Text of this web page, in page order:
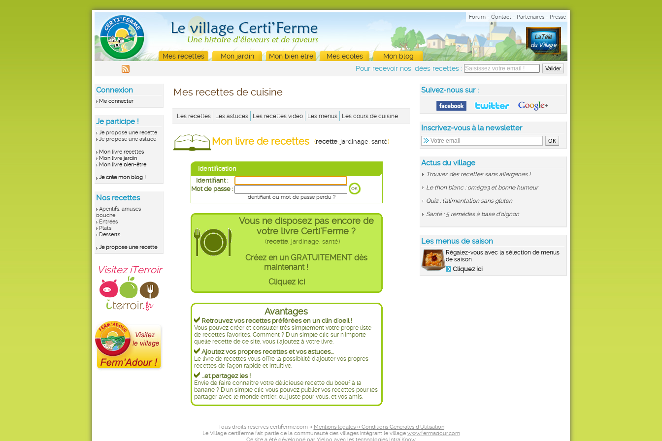
Forum - Contact - Partenaires - Presse
Mes recettes Mon jardin Mon bien être Mes écoles
Mon blog
Pour recevoir nos idées recettes :
Connexion
Me connecter
Je participe !
Je propose une recette
Je propose une astuce
Mon livre recettes
Mon livre jardin
Mon livre bien-être
Je crée mon blog !
Nos recettes
Apéritifs, amuses
bouche
Entrées
Plats
Desserts
Je propose une recette
Visitez iTerroir
Suivez-nous sur :
Inscrivez-vous à la newsletter
Actus du village
Trouvez des recettes sans allergènes !
Le thon blanc : oméga3 et bonne humeur
Quiz : l'alimentation sans gluten
Santé : 5 remèdes à base d'oignon
Les menus de saison
Régalez-vous avec la sélection de menus
de saison
Cliquez ici
Mes recettes de cuisine
Les recettes Les astuces Les recettes vidéo Les menus Les cours de cuisine
Mon livre de recettes (recette, jardinage, santé)
Identification
Identifiant :
Mot de passe :
Identifiant ou mot de passe perdu ?
Vous ne disposez pas encore de
votre livre Certi'Ferme ?
(recette, jardinage, santé)
Créez en un GRATUITEMENT dès
maintenant !
Cliquez ici
Avantages
Retrouvez vos recettes préférées en un clin d'oeil !
Vous pouvez créer et consulter très simplement votre propre liste
de recettes favorites. Comment ? D'un simple clic sur n'importe
quelle recette de ce site, vous l'ajoutez à votre livre.
Ajoutez vos propres recettes et vos astuces...
Le livre de recettes vous offre la possibilité d'ajouter vos propres
recettes de façon rapide et intuitive.
...et partagez les !
Envie de faire connaître votre délicieuse recette du boeuf à la
banane ? D'un simple clic vous pouvez publier vos recettes pour les
partager avec le monde entier, ou juste pour vous, et vos amis.
Tous droits réservés certiferme.com ¤ Mentions légales ¤ Conditions Générales d'Utilisation
Le Village certiferme fait partie de la communauté des villages intégrant le village www.fermadour.com